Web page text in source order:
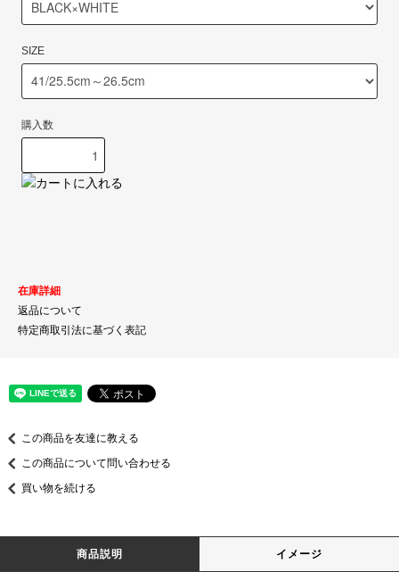
SIZE
購入数
在庫詳細
返品について
特定商取引法に基づく表記
この商品を友達に教える
この商品について問い合わせる
買い物を続ける
商品説明 イメージ